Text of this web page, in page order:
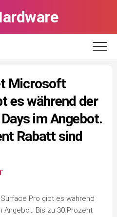
Microsoft
es während der
im Angebot.
Rabatt sind
Pro gibt es während
Angebot. Bis zu 30 Prozent